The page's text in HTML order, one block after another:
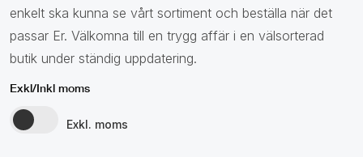
enkelt ska kunna se vårt sortiment och beställa när det
passar Er. Välkomna till en trygg affär i en välsorterad
butik under ständig uppdatering.
Exkl/Inkl moms
Exkl. moms